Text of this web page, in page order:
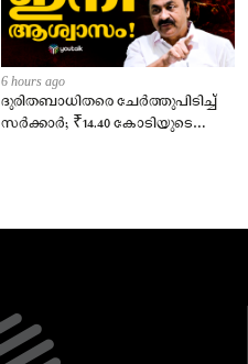
6 hours ago
ദുരിതബാധിതരെ ചേർത്തുപിടിച്ച്
സർക്കാർ; ₹14.40 കോടിയുടെ